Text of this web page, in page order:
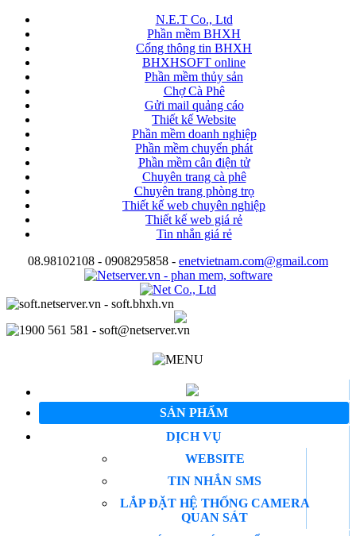
N.E.T Co., Ltd
Phần mềm BHXH
Cổng thông tin BHXH
BHXHSOFT online
Phần mềm thủy sản
Chợ Cà Phê
Gửi mail quảng cáo
Thiết kế Website
Phần mềm doanh nghiệp
Phần mềm chuyển phát
Phần mềm cân điện tử
Chuyên trang cà phê
Chuyên trang phòng trọ
Thiết kế web chuyên nghiệp
Thiết kế web giá rẻ
Tin nhắn giá rẻ
08.98102108 - 0908295858 - enetvietnam.com@gmail.com
SẢN PHẨM
DỊCH VỤ
WEBSITE
TIN NHẮN SMS
LẮP ĐẶT HỆ THỐNG CAMERA
QUAN SÁT